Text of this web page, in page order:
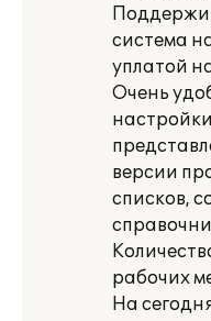
система
уплатой
Очень
версии
списков,
рабочих
На